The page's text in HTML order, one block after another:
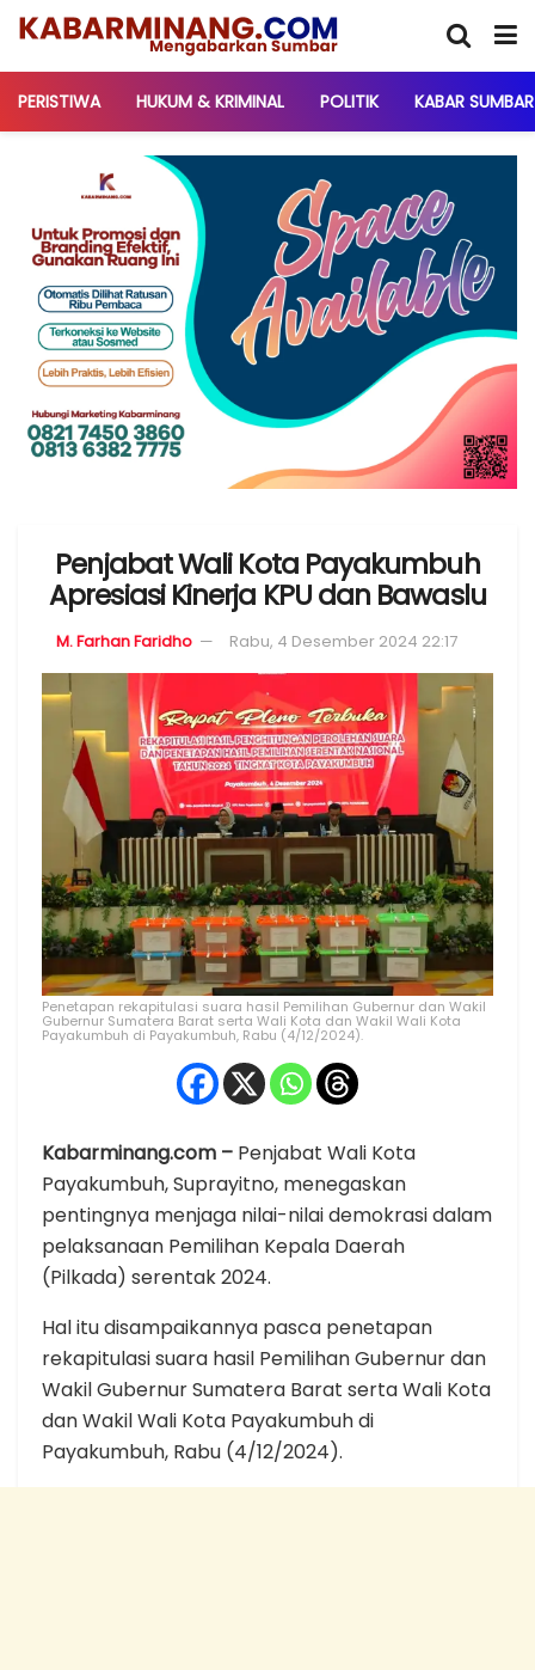
PERISTIWA HUKUM & KRIMINAL POLITIK KABAR SUMBAR
Penjabat Wali Kota Payakumbuh
Apresiasi Kinerja KPU dan Bawaslu
M. Farhan Faridho Rabu, 4 Desember 2024 22:17
Penetapan rekapitulasi suara hasil Pemilihan Gubernur dan Wakil
Gubernur Sumatera Barat serta Wali Kota dan Wakil Wali Kota
Payakumbuh di Payakumbuh, Rabu (4/12/2024).
Kabarminang.com – Penjabat Wali Kota
Payakumbuh, Suprayitno, menegaskan
pentingnya menjaga nilai-nilai demokrasi dalam
pelaksanaan Pemilihan Kepala Daerah
(Pilkada) serentak 2024.
Hal itu disampaikannya pasca penetapan
rekapitulasi suara hasil Pemilihan Gubernur dan
Wakil Gubernur Sumatera Barat serta Wali Kota
dan Wakil Wali Kota Payakumbuh di
Payakumbuh, Rabu (4/12/2024).